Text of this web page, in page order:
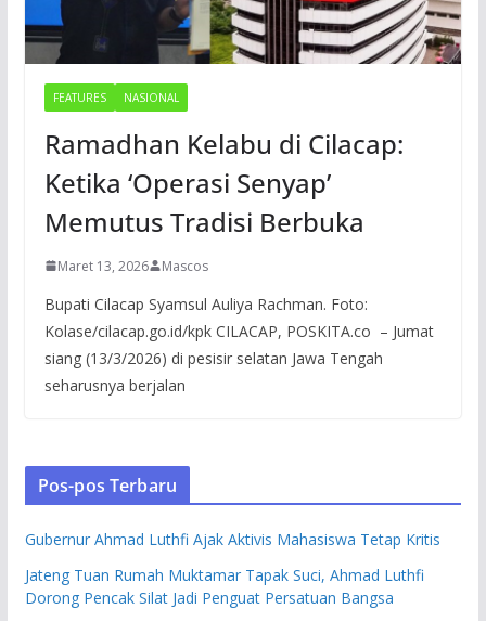
FEATURES NASIONAL
Ramadhan Kelabu di Cilacap:
Ketika ‘Operasi Senyap’
Memutus Tradisi Berbuka
Maret 13, 2026 Mascos
Bupati Cilacap Syamsul Auliya Rachman. Foto:
Kolase/cilacap.go.id/kpk CILACAP, POSKITA.co – Jumat
siang (13/3/2026) di pesisir selatan Jawa Tengah
seharusnya berjalan
Pos-pos Terbaru
Gubernur Ahmad Luthfi Ajak Aktivis Mahasiswa Tetap Kritis
Jateng Tuan Rumah Muktamar Tapak Suci, Ahmad Luthfi
Dorong Pencak Silat Jadi Penguat Persatuan Bangsa